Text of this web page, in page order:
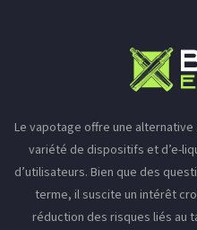
Le vapotage offre une
variété de dispositifs et d’e-
d’utilisateurs. Bien que des
terme, il suscite un intérêt
réduction des risques liés au